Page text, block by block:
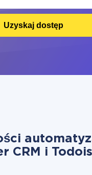
Uzyskaj dostęp
CRM i